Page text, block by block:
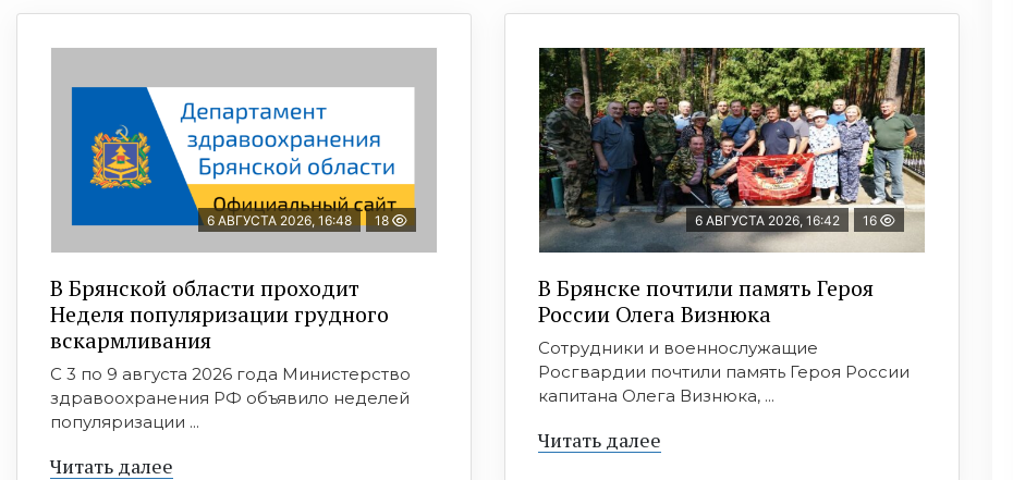
6 АВГУСТА 2026, 16:48 18
В Брянской области проходит
Неделя популяризации грудного
вскармливания
С 3 по 9 августа 2026 года Министерство
здравоохранения РФ объявило неделей
популяризации ...
Читать далее
6 АВГУСТА 2026, 16:42 16
В Брянске почтили память Героя
России Олега Визнюка
Сотрудники и военнослужащие
Росгвардии почтили память Героя России
капитана Олега Визнюка, ...
Читать далее